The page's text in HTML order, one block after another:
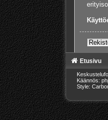
Etusivu
Käännös:
Style: